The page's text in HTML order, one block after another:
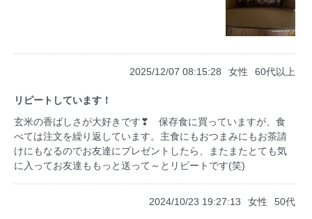
60代以上
女性
2025/12/07 08:15:28
リピートしています！
玄米の香ばしさが大好きです❣ 保存食に買っていますが、食
べては注文を繰り返しています。主食にもおつまみにもお茶請
けにもなるのでお友達にプレゼントしたら、またまたとても気
に入ってお友達ももっと送って～とリピートです(笑)
50代
女性
2024/10/23 19:27:13